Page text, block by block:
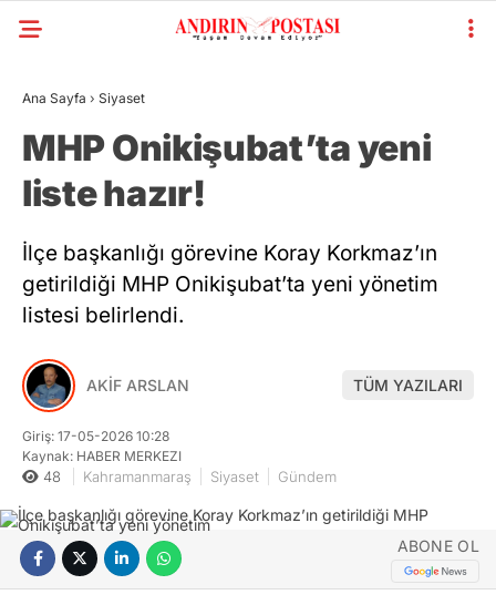
Ana Sayfa › Siyaset
MHP Onikişubat’ta yeni
liste hazır!
İlçe başkanlığı görevine Koray Korkmaz’ın
getirildiği MHP Onikişubat’ta yeni yönetim
listesi belirlendi.
AKİF ARSLAN TÜM YAZILARI
Giriş: 17-05-2026 10:28
Kaynak: HABER MERKEZI
48 Kahramanmaraş Siyaset Gündem
ABONE OL